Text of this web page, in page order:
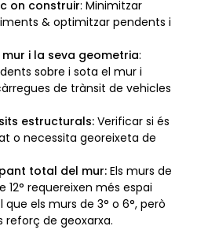
on construir: Minimitzar
& optimitzar pendents i
i la seva geometria:
sobre i sota el mur i
de trànsit de vehicles
estructurals: Verificar si és
o necessita georeixeta de
total del mur: Els murs de
12° requereixen més espai
els murs de 3° o 6°, però
reforç de geoxarxa.